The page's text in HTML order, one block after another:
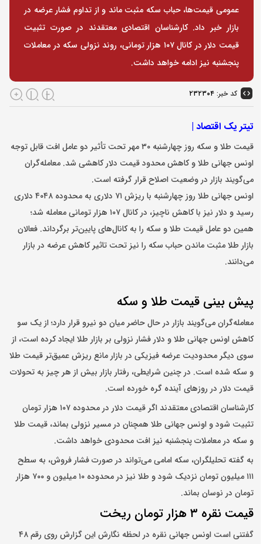
عمومی قیمت‌ها، حباب سکه مثبت ماند و از تداوم فشار عرضه در
بازار خبر داد. کارشناسان اقتصادی معتقدند در صورت تثبیت
قیمت دلار در کانال ۱۰۷ هزار تومانی، روند نزولی سکه در معاملات
پنجشنبه نیز ادامه خواهد داشت.
کد خبر: ۲۳۲۳۰۴
تیتر یک اقتصاد |
قیمت طلا و سکه روز چهارشنبه ۳۰ مهر تحت ‌تأثیر دو عامل افت قابل توجه
اونس جهانی طلا و کاهش محدود قیمت دلار کاهشی شد. معامله‌گران
می‌گویند بازار در وضعیت اصلاح قرار گرفته است.
اونس جهانی طلا روز چهارشنبه با ریزش ۷۱ دلاری به محدوده ۴۰۴۸ دلاری
رسید و دلار نیز با کاهش ناچیز، در کانال ۱۰۷ هزار تومانی معامله شد؛
همین دو عامل قیمت طلا و سکه را به کانال‌های پایین‌تر برگرداند. فعالان
بازار طلا مثبت ماندن حباب سکه را نیز تحت تاثیر کاهش عرضه در بازار
می‌دانند.
پیش‌ بینی قیمت طلا و سکه
معامله‌گران می‌گویند بازار در حال حاضر میان دو نیرو قرار دارد؛ از یک سو
کاهش اونس جهانی طلا و دلار فشار نزولی بر بازار طلا ایجاد کرده است، از
سوی دیگر محدودیت عرضه فیزیکی در بازار مانع ریزش عمیق‌تر قیمت طلا
و سکه شده است. در چنین شرایطی، رفتار بازار بیش از هر چیز به تحولات
قیمت دلار در روزهای آینده گره خورده است.
کارشناسان اقتصادی معتقدند اگر قیمت دلار در محدوده ۱۰۷ هزار تومان
تثبیت شود و اونس جهانی طلا همچنان در مسیر نزولی بماند، قیمت طلا
و سکه در معاملات پنجشنبه نیز افت محدودی خواهد داشت.
به گفته تحلیلگران، سکه امامی می‌تواند در صورت فشار فروش، به سطح
۱۱۱ میلیون تومان نزدیک شود و طلا نیز در محدوده ۱۰ میلیون و ۷۰۰ هزار
تومان در نوسان بماند.
قیمت نقره ۳ هزار تومان ریخت
گفتنی است اونس جهانی نقره در لحظه نگارش این گزارش روی رقم ۴۸